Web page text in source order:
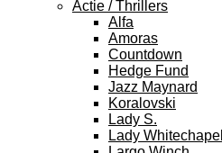
Actie / Thrillers
Alfa
Amoras
Countdown
Hedge Fund
Jazz Maynard
Koralovski
Lady S.
Lady Whitechapel